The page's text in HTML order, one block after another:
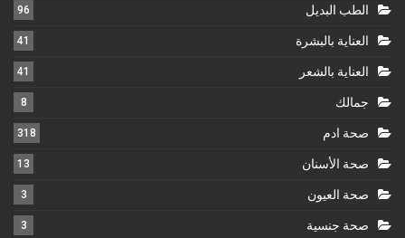
الطب البديل 96
العناية بالبشرة 41
العناية بالشعر 41
جمالك 8
صحة ادم 318
صحة الأسنان 13
صحة العيون 3
صحة جنسية 3